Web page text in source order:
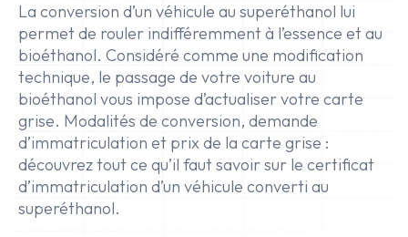
La conversion d’un véhicule au superéthanol lui
permet de rouler indifféremment à l’essence et au
bioéthanol. Considéré comme une modification
technique, le passage de votre voiture au
bioéthanol vous impose d’actualiser votre carte
grise. Modalités de conversion, demande
d’immatriculation et prix de la carte grise :
découvrez tout ce qu’il faut savoir sur le certificat
d’immatriculation d’un véhicule converti au
superéthanol.